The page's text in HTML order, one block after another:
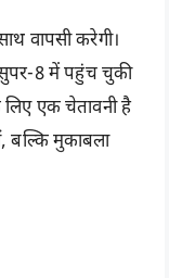
वापसी करेगी।
सुपर-8 में पहुंच चुकी
एक चेतावनी है
बल्कि मुकाबला